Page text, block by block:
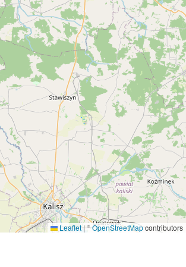
Leaflet | © OpenStreetMapcontributors